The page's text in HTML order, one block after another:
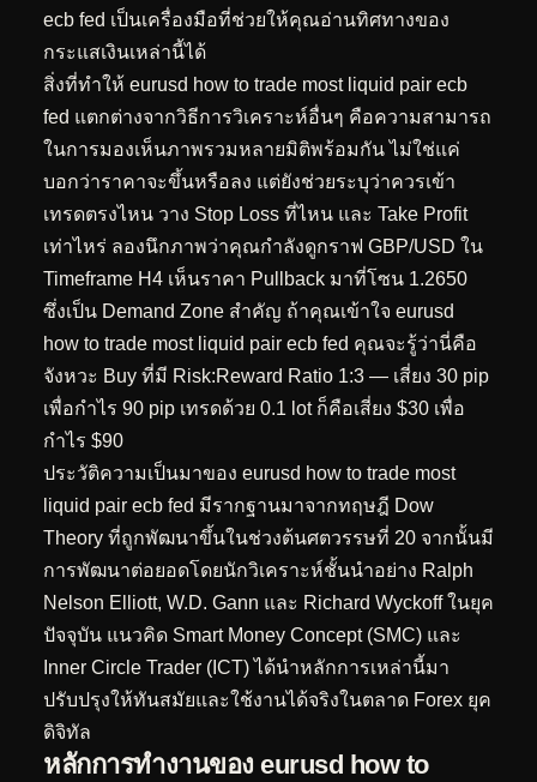
ecb fed เป็นเครื่องมือที่ช่วยให้คุณอ่านทิศทางของ
กระแสเงินเหล่านี้ได้
สิ่งที่ทำให้ eurusd how to trade most liquid pair ecb
fed แตกต่างจากวิธีการวิเคราะห์อื่นๆ คือความสามารถ
ในการมองเห็นภาพรวมหลายมิติพร้อมกัน ไม่ใช่แค่
บอกว่าราคาจะขึ้นหรือลง แต่ยังช่วยระบุว่าควรเข้า
เทรดตรงไหน วาง Stop Loss ที่ไหน และ Take Profit
เท่าไหร่ ลองนึกภาพว่าคุณกำลังดูกราฟ GBP/USD ใน
Timeframe H4 เห็นราคา Pullback มาที่โซน 1.2650
ซึ่งเป็น Demand Zone สำคัญ ถ้าคุณเข้าใจ eurusd
how to trade most liquid pair ecb fed คุณจะรู้ว่านี่คือ
จังหวะ Buy ที่มี Risk:Reward Ratio 1:3 — เสี่ยง 30 pip
เพื่อกำไร 90 pip เทรดด้วย 0.1 lot ก็คือเสี่ยง $30 เพื่อ
กำไร $90
ประวัติความเป็นมาของ eurusd how to trade most
liquid pair ecb fed มีรากฐานมาจากทฤษฎี Dow
Theory ที่ถูกพัฒนาขึ้นในช่วงต้นศตวรรษที่ 20 จากนั้นมี
การพัฒนาต่อยอดโดยนักวิเคราะห์ชั้นนำอย่าง Ralph
Nelson Elliott, W.D. Gann และ Richard Wyckoff ในยุค
ปัจจุบัน แนวคิด Smart Money Concept (SMC) และ
Inner Circle Trader (ICT) ได้นำหลักการเหล่านี้มา
ปรับปรุงให้ทันสมัยและใช้งานได้จริงในตลาด Forex ยุค
ดิจิทัล
หลักการทำงานของ eurusd how to